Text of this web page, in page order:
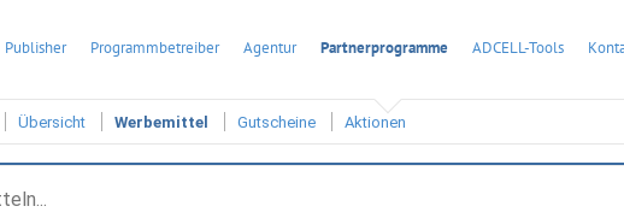
Publisher Programmbetreiber Agentur Partnerprogramme ADCELL-Tools
Übersicht Werbemittel Gutscheine Aktionen